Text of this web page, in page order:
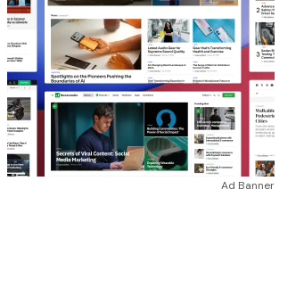
Ad Banner